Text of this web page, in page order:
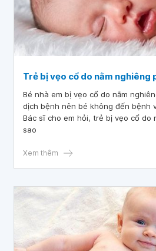
Trẻ bị vẹo cổ do nằm nghiêng
Bé nhà em bị vẹo cổ do nằm
dịch bệnh nên bé không đến bệnh
Bác sĩ cho em hỏi, trẻ bị vẹo cổ do
sao
Xem thêm